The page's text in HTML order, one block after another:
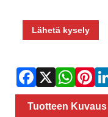
Lähetä kysely
Tuotteen Kuvaus